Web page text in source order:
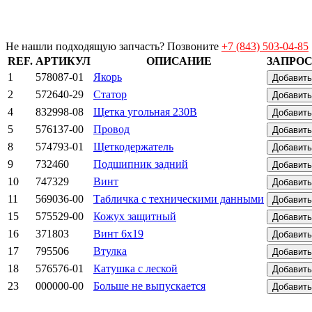
Не нашли подходящую запчасть? Позвоните +7 (843) 503-04-85
REF. АРТИКУЛ ОПИСАНИЕ
1
578087-01 Якорь Добавить
2 572640-29 Статор Добавить
4 832998-08 Щетка угольная 230В Добавить
5 576137-00 Провод Добавить
8 574793-01 Щеткодержатель Добавить
9 732460 Подшипник задний Добавить
10 747329 Винт Добавить
11 569036-00 Табличка с техническими данными Добавить
15 575529-00 Кожух защитный Добавить
16 371803 Винт 6х19 Добавить
17 795506 Втулка Добавить
18 576576-01 Катушка с леской Добавить
23 000000-00 Больше не выпускается Добавить